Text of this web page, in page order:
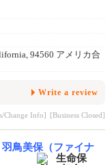
94560 アメリカ合
Write a review
Change Info] [Business Closed]
鳥美保（ファイナ